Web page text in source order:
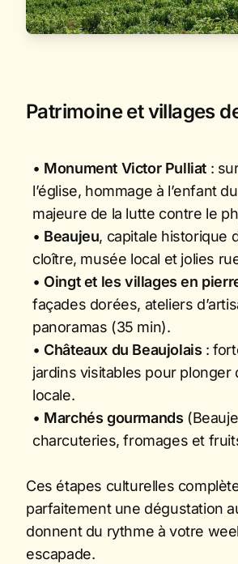
Patrimoine et villages
• Monument Victor Pulliat :
l’église, hommage à l’enfant
majeure de la lutte contre le
• Beaujeu, capitale historique
cloître, musée local et jolies
• Oingt et les villages en
façades dorées, ateliers
panoramas (35 min).
• Châteaux du Beaujolais :
jardins visitables pour plonger
locale.
• Marchés gourmands
charcuteries, fromages et
Ces étapes culturelles
parfaitement une dégustation
donnent du rythme à votre
escapade.